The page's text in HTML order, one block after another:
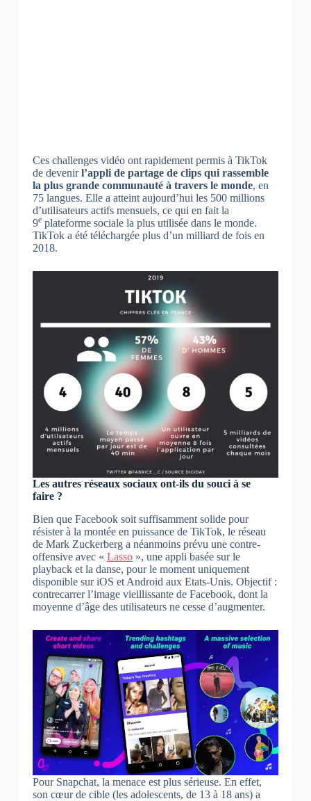
Ces challenges vidéo ont rapidement permis à TikTok
de devenirl’appli de partage de clips qui rassemble
la plus grande communauté à travers le monde, en
75 langues. Elle a atteint aujourd’hui les 500 millions
d’utilisateurs actifs mensuels, ce qui en fait la
9eplateforme sociale la plus utilisée dans le monde.
TikTok a été téléchargée plus d’un milliard de fois en
2018.
Les autres réseaux sociaux ont-ils du souci à se
faire ?
Bien que Facebook soit suffisamment solide pour
résister à la montée en puissance de TikTok, le réseau
de Mark Zuckerberg a néanmoins prévu une contre-
offensive avec « Lasso», une appli basée sur le
playback et la danse, pour le moment uniquement
disponible sur iOS et Android aux Etats-Unis. Objectif :
contrecarrer l’image vieillissante de Facebook, dont la
moyenne d’âge des utilisateurs ne cesse d’augmenter.
Pour Snapchat, la menace est plus sérieuse. En effet,
son cœur de cible (les adolescents, de 13 à 18 ans) a